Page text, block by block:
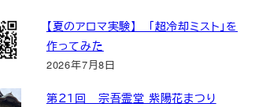
【夏のアロマ実験】 「超冷却ミスト」を
作ってみた
2026年7月8日
第２１回 宗吾霊堂 紫陽花まつり